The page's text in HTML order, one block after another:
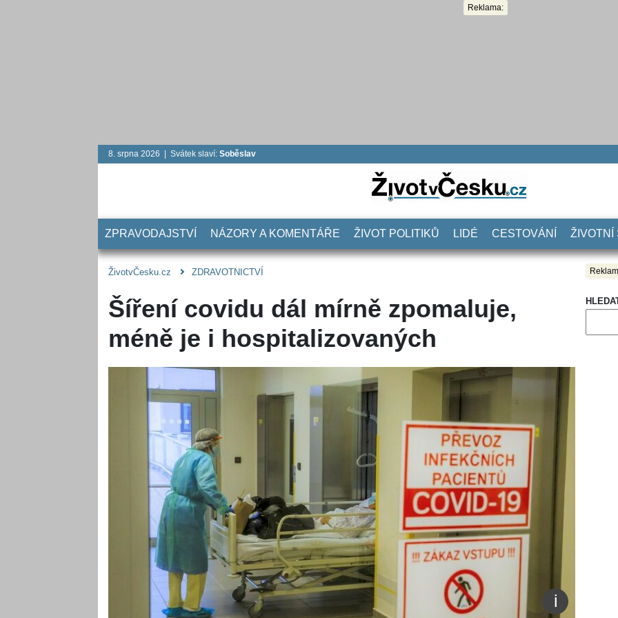
Reklama:
8. srpna 2026 | Svátek slaví: Soběslav
ZPRAVODAJSTVÍ NÁZORY A KOMENTÁŘE ŽIVOT POLITIKŮ LIDÉ CESTOVÁNÍ ŽIVOTNÍ
ŽivotvČesku.cz ZDRAVOTNICTVÍ
Šíření covidu dál mírně zpomaluje,
méně je i hospitalizovaných